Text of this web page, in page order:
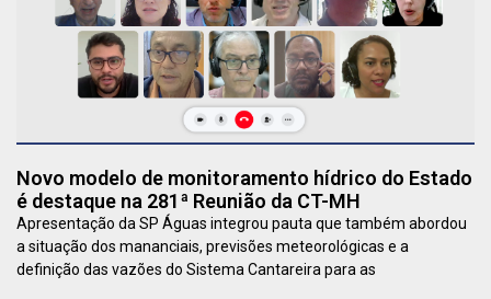
Novo modelo de monitoramento hídrico do Estado
é destaque na 281ª Reunião da CT-MH
Apresentação da SP Águas integrou pauta que também abordou
a situação dos mananciais, previsões meteorológicas e a
definição das vazões do Sistema Cantareira para as